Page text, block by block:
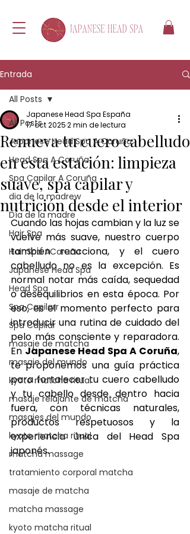
Entrada
All Posts
Japanese Head Spa A Coruña
Head Spa A Coruña
Spa Capilar A Coruña
dia de la madrew
Día de la madre
Hair Spa
Hair Spa ACoruña
Japanese Head Spa
Head Spa
Spa Capilarr
Spa Capilar
masaje de matcha
masaje del mundo
kyoto matcha ritual
masaje relajante de matcha
masajes del mundo
kyoto matcha ritual
matcha massage
tratamiento corporal matcha
masaje de matcha
matcha massage
kyoto matcha ritual
All Posts
Renueva tu cuero cabelludo
en esta estación: limpieza
suave, spa capilar y
nutrición desde el interior
Japanese Head Spa España
17 oct 20252 min de lectura
Cuando las hojas cambian y la luz se
vuelve más suave, nuestro cuerpo
también reacciona, y el cuero
cabelludo no es la excepción. Es
normal notar más caída, sequedad
o desequilibrios en esta época. Por
eso, es el momento perfecto para
introducir una rutina de cuidado del
pelo más consciente y reparadora.
En Japanese Head Spa A Coruña,
te proponemos una guía práctica
para fortalecer tu cuero cabelludo
y tu cabello desde dentro hacia
fuera, con técnicas naturales,
productos respetuosos y la
experiencia única del Head Spa
japonés.